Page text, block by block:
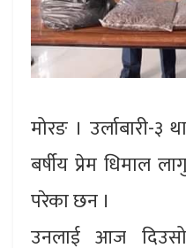
मोरङ । उर्लाबारी-३
बर्षीय प्रेम धिमाल
परेका छन ।
उनलाई आज